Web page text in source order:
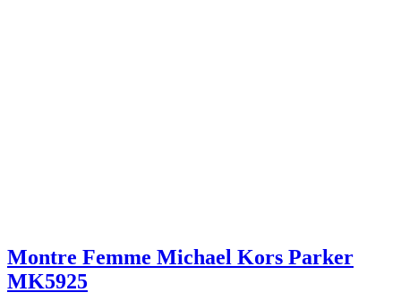
Montre Femme Michael Kors Parker
MK5925